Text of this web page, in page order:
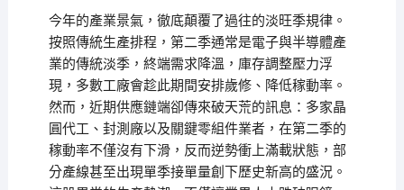
今年的產業景氣，徹底顛覆了過往的淡旺季規律。
按照傳統生產排程，第二季通常是電子與半導體產
業的傳統淡季，終端需求降溫，庫存調整壓力浮
現，多數工廠會趁此期間安排歲修、降低稼動率。
然而，近期供應鏈端卻傳來破天荒的訊息：多家晶
圓代工、封測廠以及關鍵零組件業者，在第二季的
稼動率不僅沒有下滑，反而逆勢衝上滿載狀態，部
分產線甚至出現單季接單量創下歷史新高的盛況。